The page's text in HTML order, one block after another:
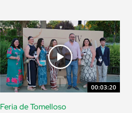
00:03:20
Feria de Tomelloso